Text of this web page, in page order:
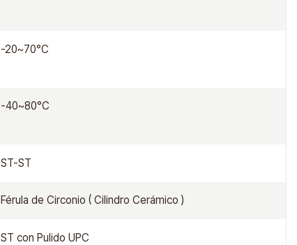
-20~70°C
-40~80°C
ST-ST
Férula de Circonio ( Cilindro Cerámico )
ST con Pulido UPC